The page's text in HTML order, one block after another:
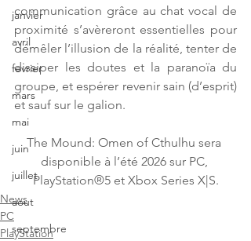
janvier
avril
fevrier
mars
mai
juin
juillet
aout
septembre
communication grâce au chat vocal de
proximité s’avèreront essentielles pour
démêler l’illusion de la réalité, tenter de
dissiper les doutes et la paranoïa du
groupe, et espérer revenir sain (d’esprit)
et sauf sur le galion.
The Mound: Omen of Cthulhu sera
disponible à l’été 2026 sur PC,
PlayStation®5 et Xbox Series X|S.
News
PC
PlayStation